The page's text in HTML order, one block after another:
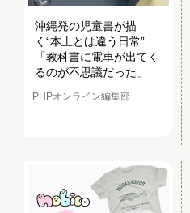
沖縄発の児童書が描
く“本土とは違う日常”
「教科書に電車が出てく
るのが不思議だった」
PHPオンライン編集部